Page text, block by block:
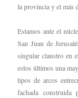
la provincia y el más
Estamos ante el
San Juan de
singular claustro en
estos últimos una
tipos de arcos
fachada